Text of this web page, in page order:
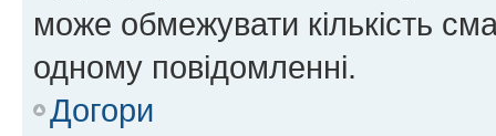
може обмежувати кількість
одному повідомленні.
Догори